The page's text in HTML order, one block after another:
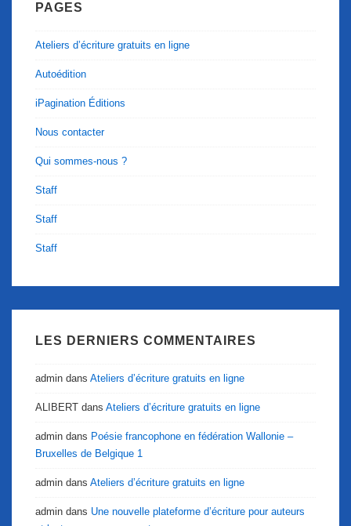
PAGES
Ateliers d’écriture gratuits en ligne
Autoédition
iPagination Éditions
Nous contacter
Qui sommes-nous ?
Staff
Staff
Staff
LES DERNIERS COMMENTAIRES
admin dans Ateliers d’écriture gratuits en ligne
ALIBERT dans Ateliers d’écriture gratuits en ligne
admin dans Poésie francophone en fédération Wallonie –
Bruxelles de Belgique 1
admin dans Ateliers d’écriture gratuits en ligne
admin dans Une nouvelle plateforme d’écriture pour auteurs